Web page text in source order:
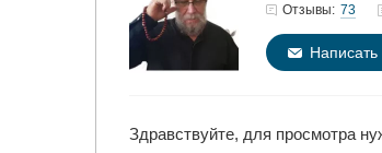
Отзывы: 73
Здравствуйте, для просмотра